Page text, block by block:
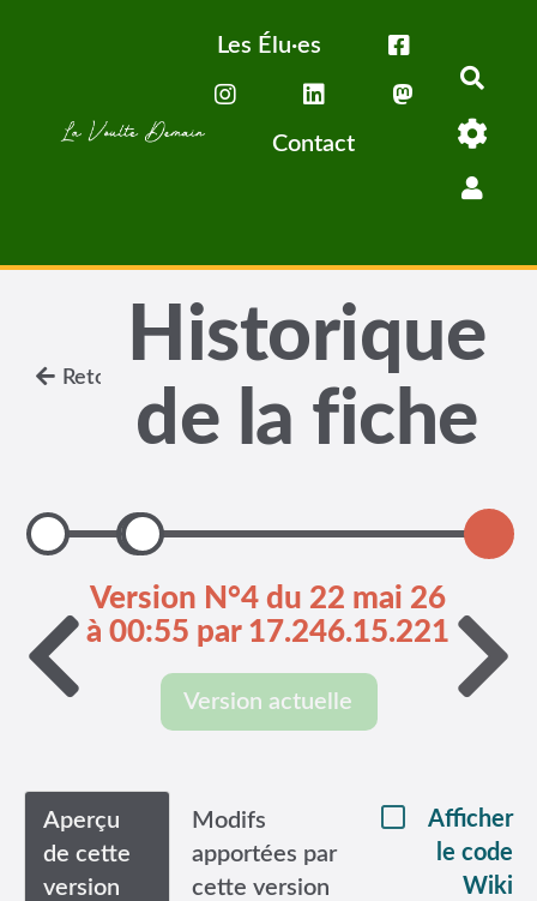
Aller au contenu principal
Les Élu·es
Contact
Retour
Historique
de la fiche
Version N°4 du 22 mai 26
à 00:55 par 17.246.15.221
Version actuelle
Aperçu
de cette
version
Modifs
apportées par
cette version
Afficher
le code
Wiki